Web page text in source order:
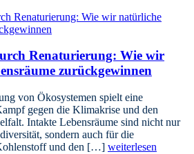
Renaturierung: Wie wir
zurückgewinnen
von Ökosystemen spielt eine
gegen die Klimakrise und den
Intakte Lebensräume sind nicht nur
sondern auch für die
und den […] weiterlesen